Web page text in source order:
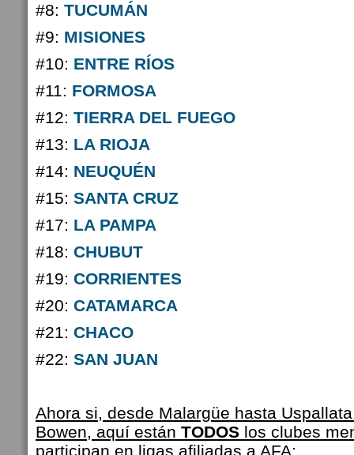
#8: TUCUMÁN
#9: MISIONES
#10: ENTRE RÍOS
#11: FORMOSA
#12: TIERRA DEL FUEGO
#13: LA RIOJA
#14: NEUQUÉN
#15: SANTA CRUZ
#17: LA PAMPA
#18: CHUBUT
#19: CORRIENTES
#20: CATAMARCA
#21: CHACO
#22: SAN JUAN
Ahora si, desde Malargüe hasta
Bowen, aquí están TODOS los clubes
participan en ligas afiliadas a AFA: